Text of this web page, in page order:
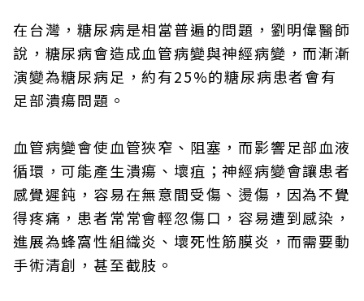
在台灣，糖尿病是相當普遍的問題，劉明偉醫師
說，糖尿病會造成血管病變與神經病變，而漸漸
演變為糖尿病足，約有25%的糖尿病患者會有
足部潰瘍問題。
血管病變會使血管狹窄、阻塞，而影響足部血液
循環，可能產生潰瘍、壞疽；神經病變會讓患者
感覺遲鈍，容易在無意間受傷、燙傷，因為不覺
得疼痛，患者常常會輕忽傷口，容易遭到感染，
進展為蜂窩性組織炎、壞死性筋膜炎，而需要動
手術清創，甚至截肢。